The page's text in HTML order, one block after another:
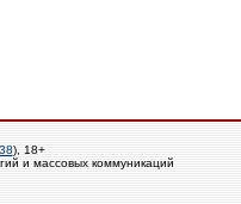
), 18+
и массовых коммуникаций